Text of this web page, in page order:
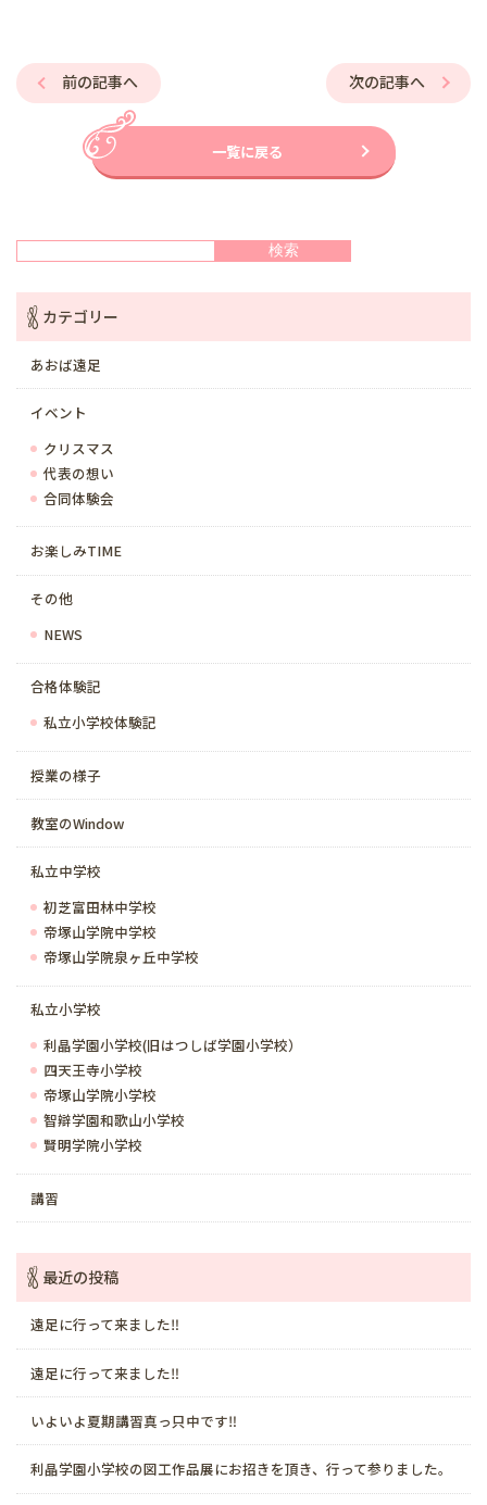
次の記事へ
前の記事へ
一覧に戻る
検索
カテゴリー
あおば遠足
イベント
クリスマス
代表の想い
合同体験会
お楽しみTIME
その他
NEWS
合格体験記
私立小学校体験記
授業の様子
教室のWindow
私立中学校
初芝富田林中学校
帝塚山学院中学校
帝塚山学院泉ヶ丘中学校
私立小学校
利晶学園小学校(旧はつしば学園小学校）
四天王寺小学校
帝塚山学院小学校
智辯学園和歌山小学校
賢明学院小学校
講習
最近の投稿
遠足に行って来ました‼️
遠足に行って来ました‼️
いよいよ夏期講習真っ只中です‼️
利晶学園小学校の図工作品展にお招きを頂き、行って参りました。